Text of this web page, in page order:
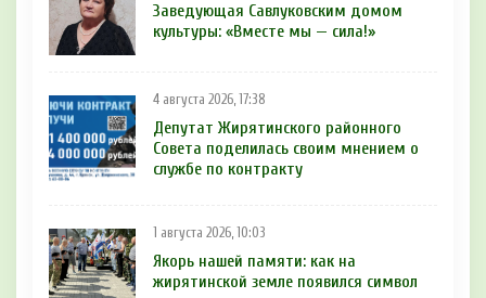
Заведующая Савлуковским домом
культуры: «Вместе мы — сила!»
4 августа 2026, 17:38
Депутат Жирятинского районного
Совета поделилась своим мнением о
службе по контракту
1 августа 2026, 10:03
Якорь нашей памяти: как на
жирятинской земле появился символ